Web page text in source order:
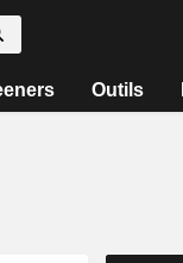
Outils